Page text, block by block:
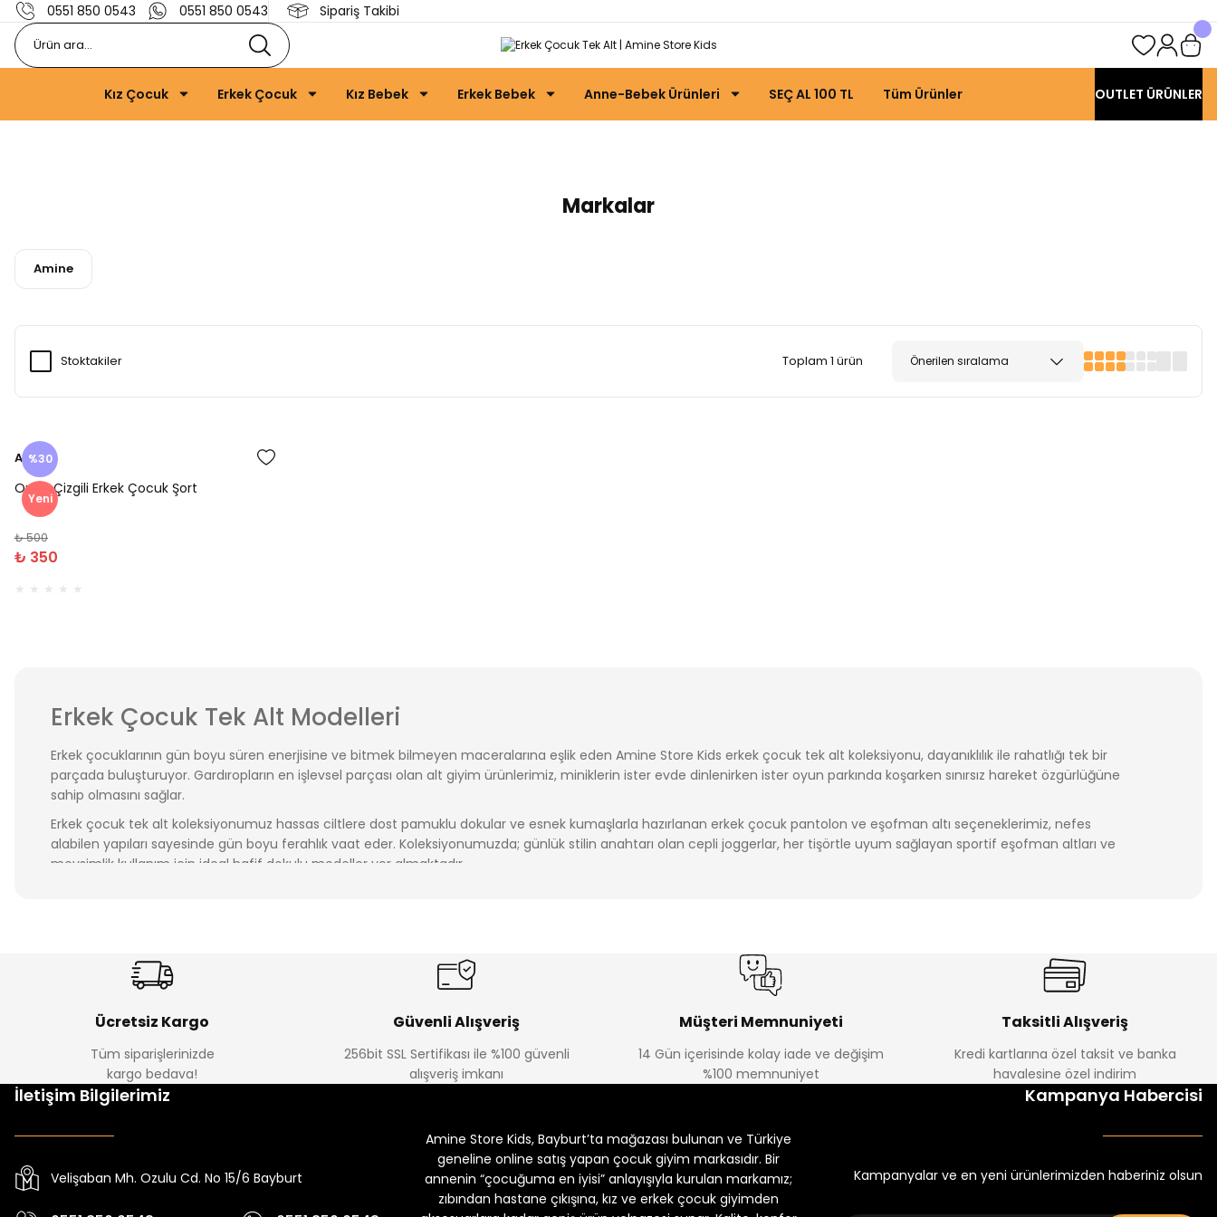
0551 850 0543 0551 850 0543 Sipariş Takibi
Kız Çocuk Erkek Çocuk Kız Bebek Erkek Bebek Anne-Bebek Ürünleri SEÇ AL 100 TL Tüm Ürünler OUTLET ÜRÜNLER
Markalar
Amine
Stoktakiler Toplam 1 ürün
%30
Yeni
Amine
Onca Çizgili Erkek Çocuk Şort
₺ 500
₺ 350
Erkek Çocuk Tek Alt Modelleri
Erkek çocuklarının gün boyu süren enerjisine ve bitmek bilmeyen maceralarına eşlik eden Amine Store Kids erkek çocuk tek alt koleksiyonu, dayanıklılık ile rahatlığı tek bir
parçada buluşturuyor. Gardıropların en işlevsel parçası olan alt giyim ürünlerimiz, miniklerin ister evde dinlenirken ister oyun parkında koşarken sınırsız hareket özgürlüğüne
sahip olmasını sağlar.
Erkek çocuk tek alt koleksiyonumuz hassas ciltlere dost pamuklu dokular ve esnek kumaşlarla hazırlanan erkek çocuk pantolon ve eşofman altı seçeneklerimiz, nefes
alabilen yapıları sayesinde gün boyu ferahlık vaat eder. Koleksiyonumuzda; günlük stilin anahtarı olan cepli joggerlar, her tişörtle uyum sağlayan sportif eşofman altları ve
mevsimlik kullanım için ideal hafif dokulu modeller yer almaktadır.
Ücretsiz Kargo
Tüm siparişlerinizde
kargo bedava!
Güvenli Alışveriş
256bit SSL Sertifikası ile %100 güvenli
alışveriş imkanı
Müşteri Memnuniyeti
14 Gün içerisinde kolay iade ve değişim
%100 memnuniyet
Taksitli Alışveriş
Kredi kartlarına özel taksit ve banka
havalesine özel indirim
İletişim Bilgilerimiz
Velişaban Mh. Ozulu Cd. No 15/6 Bayburt
Amine Store Kids, Bayburt’ta mağazası bulunan ve Türkiye
geneline online satış yapan çocuk giyim markasıdır. Bir
annenin “çocuğuma en iyisi” anlayışıyla kurulan markamız;
zıbından hastane çıkışına, kız ve erkek çocuk giyimden
Kampanya Habercisi
Kampanyalar ve en yeni ürünlerimizden haberiniz olsun